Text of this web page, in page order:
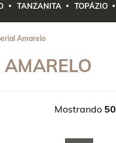
TANZANITA TOPÁZIO
Amarelo
Mostrando 50